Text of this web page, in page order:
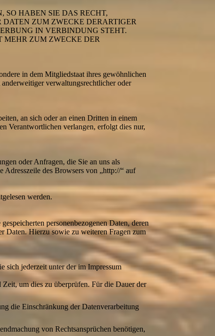
SO HABEN SIE DAS RECHT,
DATEN ZUM ZWECKE DERARTIGER
IN VERBINDUNG STEHT.
MEHR ZUM ZWECKE DER
in dem Mitgliedstaat ihres gewöhnlichen
anderweitiger verwaltungsrechtlicher oder
an sich oder an einen Dritten in einem
Verantwortlichen verlangen, erfolgt dies nur,
oder Anfragen, die Sie an uns als
Adresszeile des Browsers von „http://“ auf
werden.
personenbezogenen Daten, deren
Daten. Hierzu sowie zu weiteren Fragen zum
sich jederzeit unter der im Impressum
um dies zu überprüfen. Für die Dauer der
die Einschränkung der Datenverarbeitung
von Rechtsansprüchen benötigen,